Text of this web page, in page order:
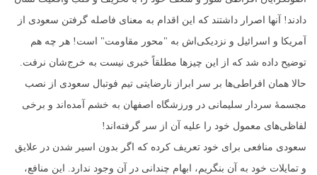
دادند! آنها اصرار داشتند که این اقدام به معنای فاصله گرفتن سعودی از
آمریکا و اسرائیل و نزدیکی‌اش به "محور مقاومت" است! هر چه هم
توضیح داده شد که از این چیزها مطلقاً خبری نیست به خرج‌شان نرفت.
حالا همان افراطی‌ها بر سر ابراز نارضایتی تیم فوتبال سعودی از نصب
مجسمۀ سردار سلیمانی در ورزشگاه اصفهان به خشم آمده‌اند و برخی
لفاظی‌های معمول خود را علیه آن از سر گرفته‌اند!
سعودی منافعی برای خود تعریف کرده که اگر بدون اسیر شدن در علایق
و تمایلات خود به آن بنگریم، ابهام چندانی در آن وجود ندارد. این منافع،